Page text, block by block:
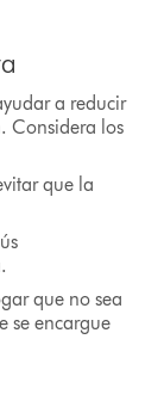
a reducir
Considera los
que la
que no sea
se encargue